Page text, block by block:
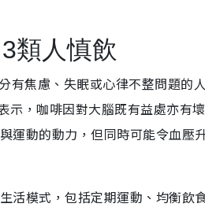
類人慎飲
焦慮、失眠或心律不整問題的
，咖啡因對大腦既有益處亦有
運動的動力，但同時可能令血壓
活模式，包括定期運動、均衡飲